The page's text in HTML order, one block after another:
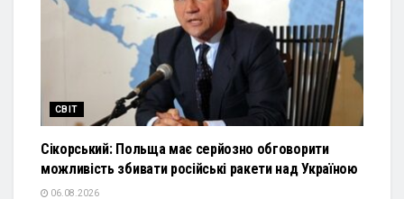
СВІТ
Сікорський: Польща має серйозно обговорити
можливість збивати російські ракети над Україною
06.08.2026